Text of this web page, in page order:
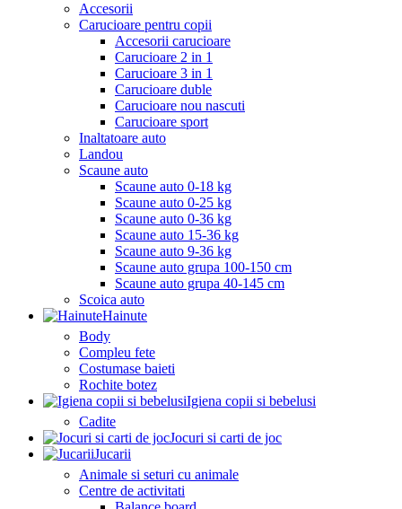
Accesorii
Carucioare pentru copii
Accesorii carucioare
Carucioare 2 in 1
Carucioare 3 in 1
Carucioare duble
Carucioare nou nascuti
Carucioare sport
Inaltatoare auto
Landou
Scaune auto
Scaune auto 0-18 kg
Scaune auto 0-25 kg
Scaune auto 0-36 kg
Scaune auto 15-36 kg
Scaune auto 9-36 kg
Scaune auto grupa 100-150 cm
Scaune auto grupa 40-145 cm
Scoica auto
Hainute
Body
Compleu fete
Costumase baieti
Rochite botez
Igiena copii si bebelusi
Cadite
Jocuri si carti de joc
Jucarii
Animale si seturi cu animale
Centre de activitati